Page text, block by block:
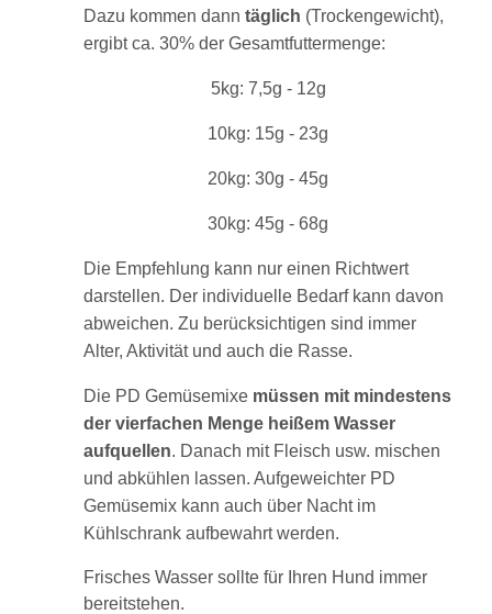
Dazu kommen dann täglich (Trockengewicht),
ergibt ca. 30% der Gesamtfuttermenge:
5kg: 7,5g - 12g
10kg: 15g - 23g
20kg: 30g - 45g
30kg: 45g - 68g
Die Empfehlung kann nur einen Richtwert
darstellen. Der individuelle Bedarf kann davon
abweichen. Zu berücksichtigen sind immer
Alter, Aktivität und auch die Rasse.
Die PD Gemüsemixe müssen mit mindestens
der vierfachen Menge heißem Wasser
aufquellen. Danach mit Fleisch usw. mischen
und abkühlen lassen. Aufgeweichter PD
Gemüsemix kann auch über Nacht im
Kühlschrank aufbewahrt werden.
Frisches Wasser sollte für Ihren Hund immer
bereitstehen.